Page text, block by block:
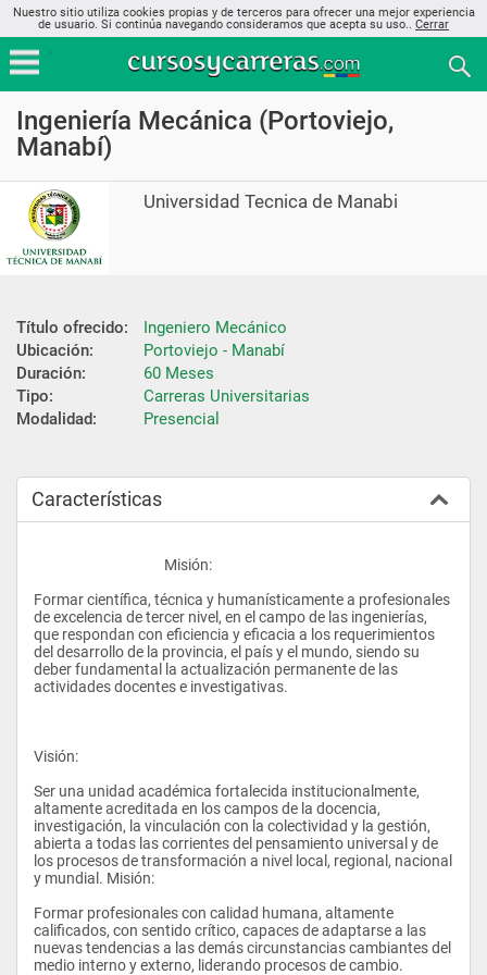
Nuestro sitio utiliza cookies propias y de terceros para ofrecer una mejor experiencia
de usuario. Si continúa navegando consideramos que acepta su uso.. Cerrar
Ingeniería Mecánica (Portoviejo,
Manabí)
Universidad Tecnica de Manabi
Título ofrecido:
Ingeniero Mecánico
Ubicación:
Portoviejo - Manabí
Duración:
60 Meses
Tipo:
Carreras Universitarias
Modalidad:
Presencial
Características
					Misión:
Formar científica, técnica y humanísticamente a profesionales
de excelencia de tercer nivel, en el campo de las ingenierías,
que respondan con eficiencia y eficacia a los requerimientos
del desarrollo de la provincia, el país y el mundo, siendo su
deber fundamental la actualización permanente de las
actividades docentes e investigativas.
Visión:
Ser una unidad académica fortalecida institucionalmente,
altamente acreditada en los campos de la docencia,
investigación, la vinculación con la colectividad y la gestión,
abierta a todas las corrientes del pensamiento universal y de
los procesos de transformación a nivel local, regional, nacional
y mundial. Misión:
Formar profesionales con calidad humana, altamente
calificados, con sentido crítico, capaces de adaptarse a las
nuevas tendencias a las demás circunstancias cambiantes del
medio interno y externo, liderando procesos de cambio.